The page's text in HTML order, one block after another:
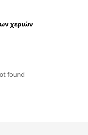
χεριών
found